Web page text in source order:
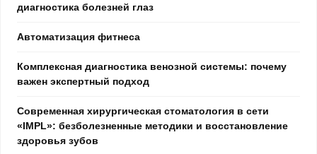
диагностика болезней глаз
Автоматизация фитнеса
Комплексная диагностика венозной системы: почему
важен экспертный подход
Современная хирургическая стоматология в сети
«IMPL»: безболезненные методики и восстановление
здоровья зубов